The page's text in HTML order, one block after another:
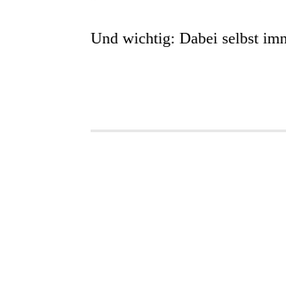
Und wichtig: Dabei selbst